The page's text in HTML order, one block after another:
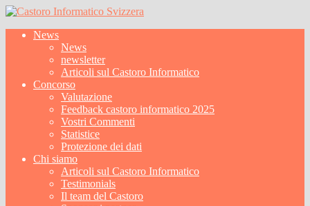
News
News
newsletter
Articoli sul Castoro Informatico
Concorso
Valutazione
Feedback castoro informatico 2025
Vostri Commenti
Statistice
Protezione dei dati
Chi siamo
Articoli sul Castoro Informatico
Testimonials
Il team del Castoro